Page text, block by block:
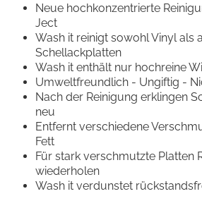
Neue hochkonzentrierte
Ject
Wash it reinigt sowohl Vinyl als
Schellackplatten
Wash it enthält nur hochreine
Umweltfreundlich - Ungiftig -
Nach der Reinigung erklingen
neu
Entfernt verschiedene
Fett
Für stark verschmutzte Platten
wiederholen
Wash it verdunstet